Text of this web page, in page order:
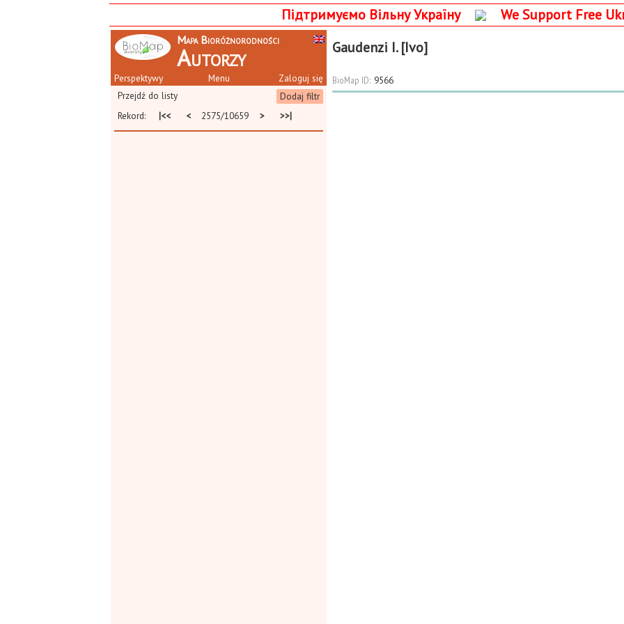
Підтримуємо Вільну Україну We Support Free
Mapa Bioróżnorodności
Autorzy
Perspektywy Zaloguj się
Menu
Dodaj filtr
Przejdź do listy
Rekord:
|<< < 2575/10659 > >>|
Gaudenzi I. [Ivo]
BioMap ID: 9566